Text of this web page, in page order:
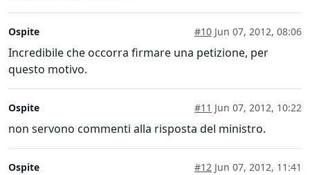
Ospite #10 Jun 07, 2012, 08:06
Incredibile che occorra firmare una petizione, per
questo motivo.
Ospite #11 Jun 07, 2012, 10:22
non servono commenti alla risposta del ministro.
Ospite #12 Jun 07, 2012, 11:41